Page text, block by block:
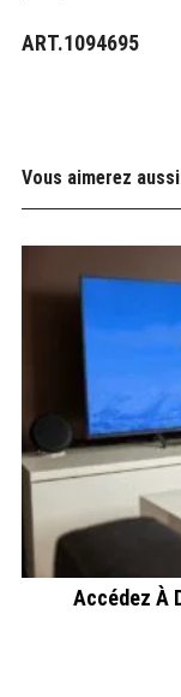
ART.1094695
Vous aimerez aussi
Accédez À